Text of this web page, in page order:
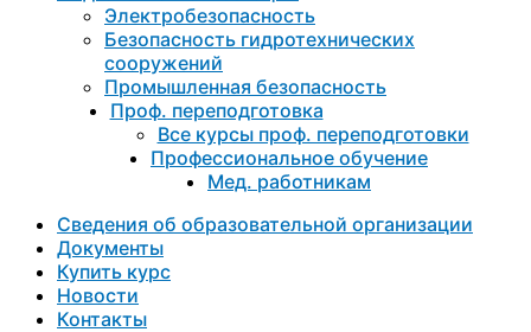
Электробезопасность
Безопасность гидротехнических
сооружений
Промышленная безопасность
Проф. переподготовка
Все курсы проф. переподготовки
Профессиональное обучение
Мед. работникам
Сведения об образовательной организации
Документы
Купить курс
Новости
Контакты